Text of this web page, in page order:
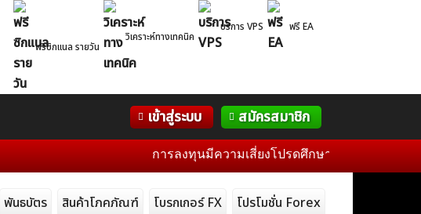
ฟรีซิกแนล รายวัน
วิเคราะห์ทางเทคนิค
บริการ VPS ฟรี EA
เข้าสู่ระบบ สมัครสมาชิก
WelTrade กิจกรรม
ฟอรั่ม
การลงทุนมีความเสี่ยงโปรดศึกษาข้อมูลก่อนการตัดสิน
พันธบัตร สินค้าโภคภัณฑ์ โบรกเกอร์ FX
โปรโมชั่น Forex